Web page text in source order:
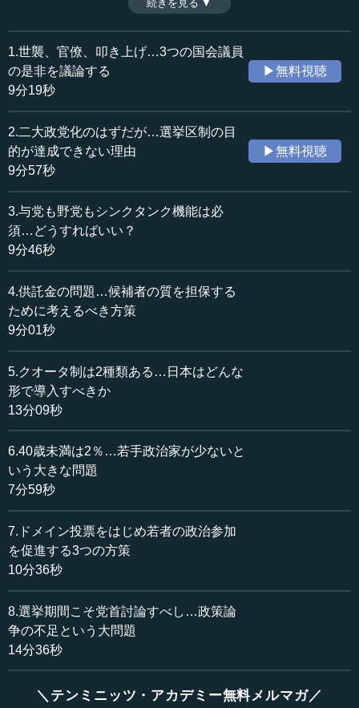
や政治家を目指しにくい環境が挙げられるが、その解決策
としてはさまざま出てきており、特にクオータ制の導入が
注目されている。今回は、女性の政治参加が障害となるも
のを解き明かし、有権者の意識改革も含め、日本に合った
改善法を探っていきたい。（全8話中第5話）
収録日：2024年6月7日
追加日：2024年11月17日
カテゴリー：
政治
政治制度・政治体系
≪全文≫
●日本のジェンダーギャップ指数は過去最低
―― 今、いかに政治の世界に優秀な人材をリクルーティ
ど、その意味でも、いかにいろいろな意見を出していただ
けるか、どのような声を出していただけるかが大事だと思
います。
特に日本の場合は、女性の政治参加、あるいは議員にな
っていく人たちの数が低いがために、いわゆるジェンダー
バランスが悪いということで、非常に低く評価されるケー
て、女性の登用と政治というところでは、まず島田さん、
その現状でいうとどういうところになりますか。
島田 そうですね。これも日本全体の問題でもあると思う
大事ですが、さらにやっていかなければいけないというこ
とだと思います。よくいわれるジェンダーギャップ指数
も、OECDも含めていろいろなところでやっているわけで
すけれど、日本は2023年、世界で125位ということで、過
去最低となっております。
意外と日本は、特に教育とかのジェンダーギャップ指数
ので、教育というところではトップクラスにいるのです
が、政治経済はかなりダントツのビリというところがあり
ます。これは皆さんが、国会で見ていただく、本会議場と
かで見ていただくと、もう一目瞭然ということだと思いま
に大事です。
続きを見る ▼
1.世襲、官僚、叩き上げ…3つの国会議員
の是非を議論する
9分19秒
▶無料視聴
2.二大政党化のはずだが…選挙区制の目
的が達成できない理由
9分57秒
▶無料視聴
3.与党も野党もシンクタンク機能は必
須…どうすればいい？
9分46秒
4.供託金の問題…候補者の質を担保する
ために考えるべき方策
9分01秒
5.クオータ制は2種類ある…日本はどんな
形で導入すべきか
13分09秒
6.40歳未満は2％…若手政治家が少ないと
いう大きな問題
7分59秒
7.ドメイン投票をはじめ若者の政治参加
を促進する3つの方策
10分36秒
8.選挙期間こそ党首討論すべし…政策論
争の不足という大問題
14分36秒
＼テンミニッツ・アカデミー無料メルマガ／